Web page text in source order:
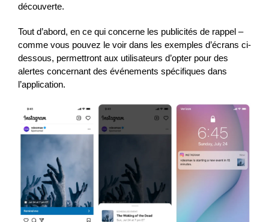
découverte.
Tout d’abord, en ce qui concerne les publicités de rappel –
comme vous pouvez le voir dans les exemples d’écrans ci-
dessous, permettront aux utilisateurs d’opter pour des
alertes concernant des événements spécifiques dans
l’application.